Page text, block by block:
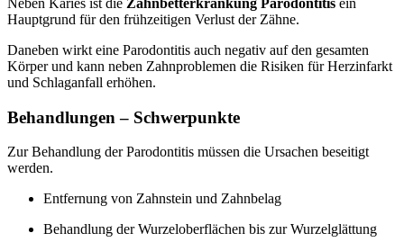
Hauptgrund für den frühzeitigen Verlust der Zähne.
Daneben wirkt eine Parodontitis auch negativ auf den gesamten
Körper und kann neben Zahnproblemen die Risiken für Herzinfarkt
und Schlaganfall erhöhen.
Behandlungen – Schwerpunkte
Zur Behandlung der Parodontitis müssen die Ursachen beseitigt
werden.
Entfernung von Zahnstein und Zahnbelag
Behandlung der Wurzeloberflächen bis zur Wurzelglättung